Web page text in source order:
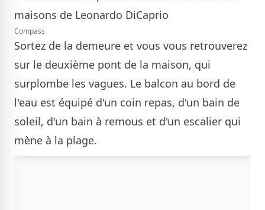
Compass
Sortez de la demeure et vous vous retrouverez
sur le deuxième pont de la maison, qui
surplombe les vagues. Le balcon au bord de
l'eau est équipé d'un coin repas, d'un bain de
soleil, d'un bain à remous et d'un escalier qui
mène à la plage.